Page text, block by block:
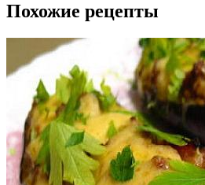
Похожие рецепты